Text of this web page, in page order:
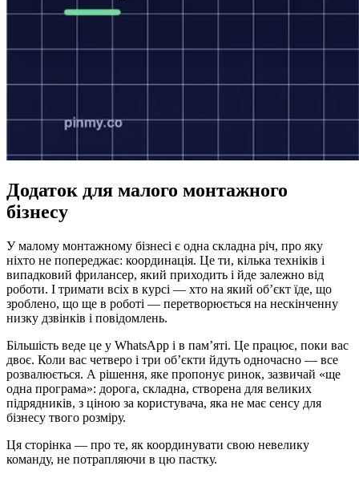
Додаток для малого монтажного
бізнесу
У малому монтажному бізнесі є одна складна річ, про яку
ніхто не попереджає: координація. Це ти, кілька техніків і
випадковий фрилансер, який приходить і йде залежно від
роботи. І тримати всіх в курсі — хто на який об’єкт їде, що
зроблено, що ще в роботі — перетворюється на нескінченну
низку дзвінків і повідомлень.
Більшість веде це у WhatsApp і в пам’яті. Це працює, поки вас
двоє. Коли вас четверо і три об’єкти йдуть одночасно — все
розвалюється. А рішення, яке пропонує ринок, зазвичай «ще
одна програма»: дорога, складна, створена для великих
підрядників, з ціною за користувача, яка не має сенсу для
бізнесу твого розміру.
Ця сторінка — про те, як координувати свою невелику
команду, не потрапляючи в цю пастку.